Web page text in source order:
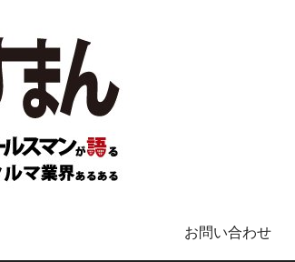
お問い合わせ